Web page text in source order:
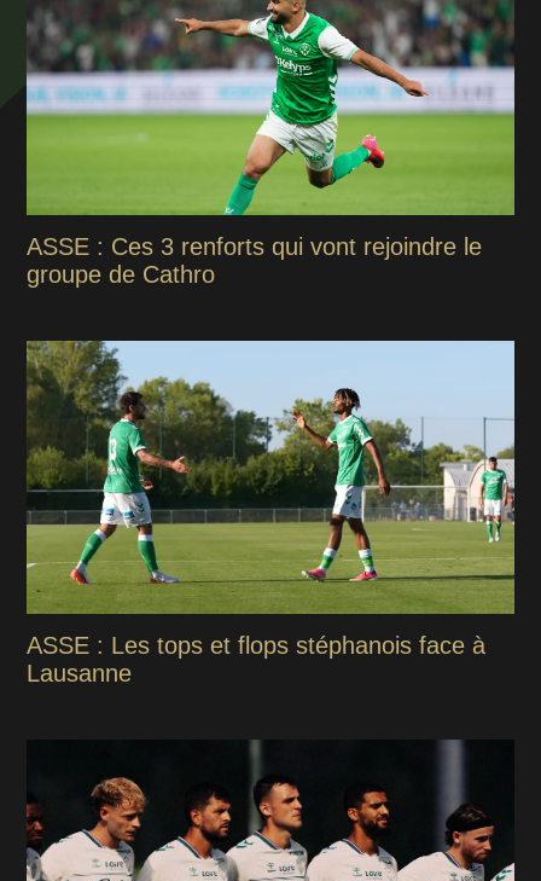
ASSE : Ces 3 renforts qui vont rejoindre le
groupe de Cathro
ASSE : Les tops et flops stéphanois face à
Lausanne